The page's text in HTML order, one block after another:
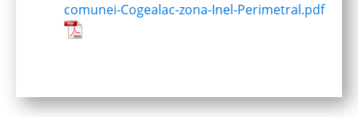
comunei-Cogealac-zona-Inel-Perimetral.pdf